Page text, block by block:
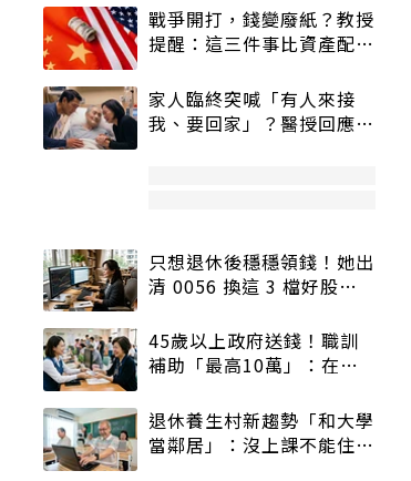
戰爭開打，錢變廢紙？教授
提醒：這三件事比資產配置
家人臨終突喊「有人來接
我、要回家」？醫授回應方
只想退休後穩穩領錢！她出
清 0056 換這 3 檔好股：
45歲以上政府送錢！職訓
補助「最高10萬」：在
退休養生村新趨勢「和大學
當鄰居」：沒上課不能住、